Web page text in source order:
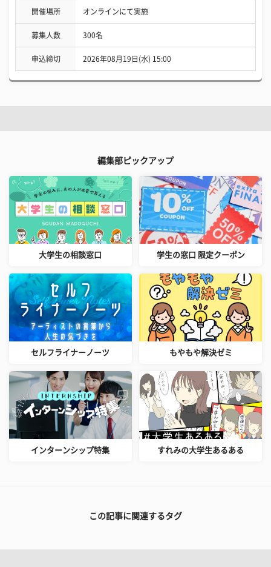
開催場所 オンラインにて実施
募集人数 300名
申込締切 2026年08月19日(水) 15:00
編集部ピックアップ
大学生の相談窓口 学生の窓口 限定クーポン
セルフライナーノーツ もやもや解決ゼミ
インターンシップ特集 すれみの大学生あるある
この記事に関連するタグ